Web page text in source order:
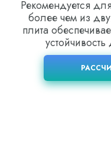
Рекомендуется
более чем из
плита